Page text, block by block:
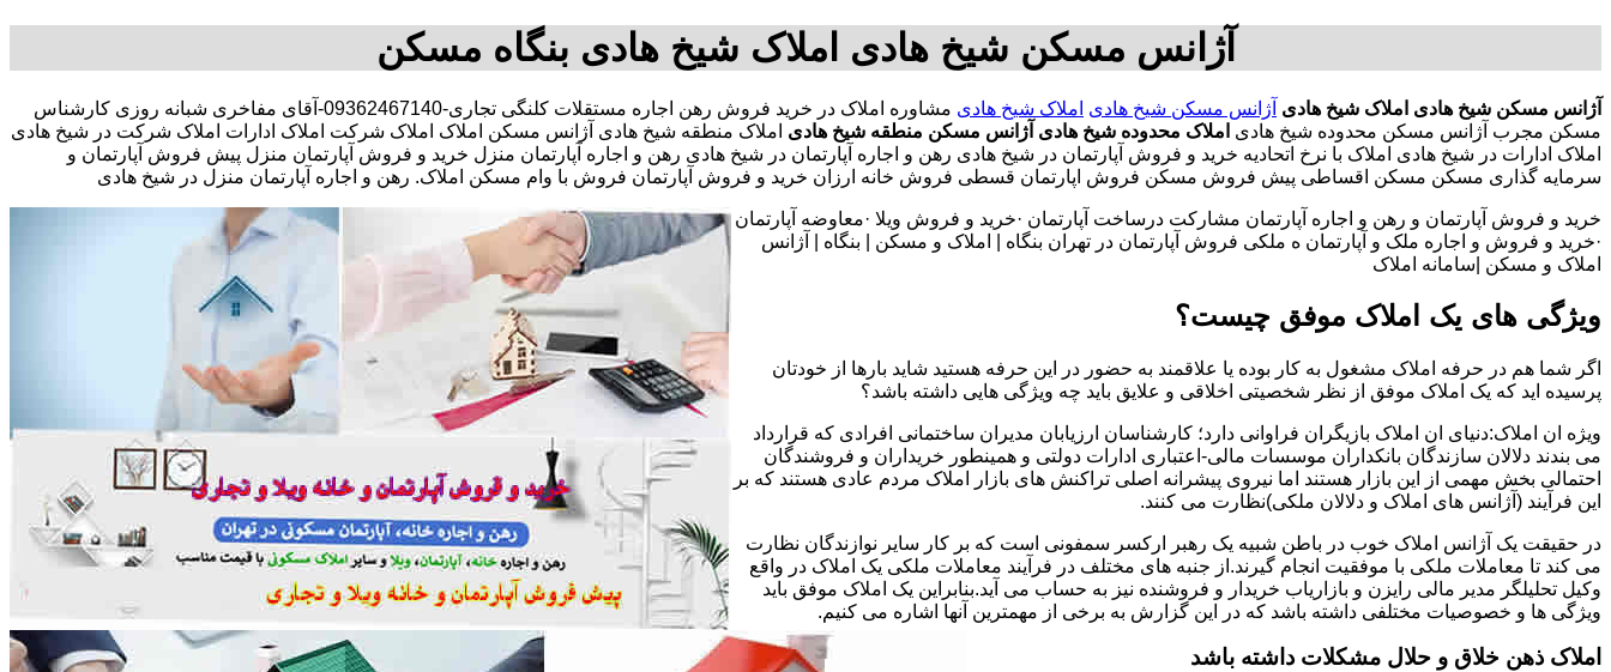
آژانس مسکن شیخ هادی املاک شیخ هادی بنگاه مسکن
آژانس مسکن شیخ هادی املاک شیخ هادی آژانس مسکن شیخ هادی املاک شیخ هادی
مشاوره املاک در خرید فروش رهن اجاره مستقلات کلنگی تجاری-09362467140-آقای مفاخری شبانه روزی کارشناس
مسکن مجرب آژانس مسکن محدوده شیخ هادی املاک محدوده شیخ هادی آژانس مسکن منطقه شیخ هادی املاک منطقه شیخ هادی آژانس مسکن املاک املاک شرکت املاک ادارات املاک شرکت در شیخ هادی
املاک ادارات در شیخ هادی املاک با نرخ اتحادیه خرید و فروش آپارتمان در شیخ هادی رهن و اجاره آپارتمان در شیخ هادی رهن و اجاره آپارتمان منزل خرید و فروش آپارتمان منزل پیش فروش آپارتمان و
سرمایه گذاری مسکن مسکن اقساطی پیش فروش مسکن فروش اپارتمان قسطی فروش خانه ارزان خرید و فروش آپارتمان فروش با وام مسکن املاک. رهن و اجاره آپارتمان منزل در شیخ هادی
خرید و فروش آپارتمان و رهن و اجاره آپارتمان مشارکت درساخت آپارتمان ·خرید و فروش ویلا ·معاوضه آپارتمان
·خرید و فروش و اجاره ملک و آپارتمان ه ملکی فروش آپارتمان در تهران بنگاه | املاک و مسکن | بنگاه | آژانس
املاک و مسکن |سامانه املاک
ویژگی های یک املاک موفق چیست؟
اگر شما هم در حرفه املاک مشغول به کار بوده یا علاقمند به حضور در این حرفه هستید شاید بارها از خودتان
پرسیده اید که یک املاک موفق از نظر شخصیتی اخلاقی و علایق باید چه ویژگی هایی داشته باشد؟
ویژه ان املاک:دنیای ان املاک بازیگران فراوانی دارد؛ کارشناسان ارزیابان مدیران ساختمانی افرادی که قرارداد
می بندند دلالان سازندگان بانکداران موسسات مالی-اعتباری ادارات دولتی و همینطور خریداران و فروشندگان
احتمالی بخش مهمی از این بازار هستند اما نیروی پیشرانه اصلی تراکنش های بازار املاک مردم عادی هستند که بر
این فرآیند (آژانس های املاک و دلالان ملکی)نظارت می کنند.
در حقیقت یک آژانس املاک خوب در باطن شبیه یک رهبر ارکسر سمفونی است که بر کار سایر نوازندگان نظارت
می کند تا معاملات ملکی با موفقیت انجام گیرند.از جنبه های مختلف در فرآیند معاملات ملکی یک املاک در واقع
وکیل تحلیلگر مدیر مالی رایزن و بازاریاب خریدار و فروشنده نیز به حساب می آید.بنابراین یک املاک موفق باید
ویژگی ها و خصوصیات مختلفی داشته باشد که در این گزارش به برخی از مهمترین آنها اشاره می کنیم.
املاک ذهن خلاق و حلال مشکلات داشته باشد